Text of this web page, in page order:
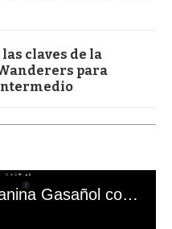
claves de la
para
El mal momento de Yanina Gasañol con un hincha argentino en "Subrayado"